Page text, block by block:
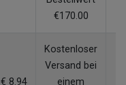
€170.00
€ 8.94
Kostenloser
Versand bei
einem